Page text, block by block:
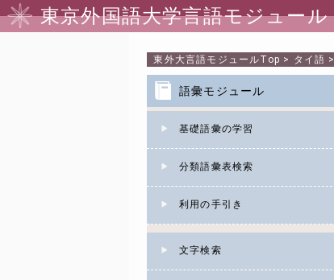
東京外国語大学言語モジュール
東外大言語モジュールTop > タイ語 >
語彙モジュール
基礎語彙の学習
分類語彙表検索
利用の手引き
文字検索